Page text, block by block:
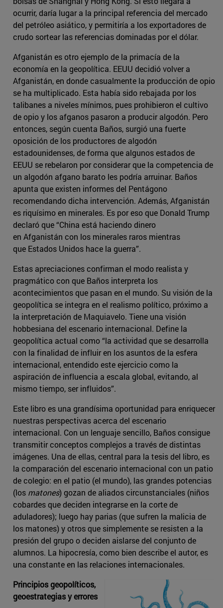
ocurrir, daría lugar a la principal referencia del mercado
del petróleo asiático, y permitiría a los exportadores de
crudo sortear las referencias dominadas por el dólar.
Afganistán es otro ejemplo de la primacía de la
economía en la geopolítica. EEUU decidió volver a
Afganistán, en donde casualmente la producción de opio
se ha multiplicado. Esta había sido rebajada por los
talibanes a niveles mínimos, pues prohibieron el cultivo
de opio y los afganos pasaron a producir algodón. Pero
entonces, según cuenta Baños, surgió una fuerte
oposición de los productores de algodón
estadounidenses, de forma que algunos estados de
EEUU se rebelaron por considerar que la competencia de
un algodón afgano barato les podría arruinar. Baños
apunta que existen informes del Pentágono
recomendando dicha intervención. Además, Afganistán
es riquísimo en minerales. Es por eso que Donald Trump
declaró que “China está haciendo dinero
en Afganistán con los minerales raros mientras
que Estados Unidos hace la guerra”.
Estas apreciaciones confirman el modo realista y
pragmático con que Baños interpreta los
acontecimientos que pasan en el mundo. Su visión de la
geopolítica se integra en el realismo político, próximo a
la interpretación de Maquiavelo. Tiene una visión
hobbesiana del escenario internacional. Define la
geopolítica actual como “la actividad que se desarrolla
con la finalidad de influir en los asuntos de la esfera
internacional, entendido este ejercicio como la
aspiración de influencia a escala global, evitando, al
mismo tiempo, ser influidos”.
Este libro es una grandísima oportunidad para enriquecer
nuestras perspectivas acerca del escenario
internacional. Con un lenguaje sencillo, Baños consigue
transmitir conceptos complejos a través de distintas
imágenes. Una de ellas, central para la tesis del libro, es
la comparación del escenario internacional con un patio
de colegio: en el patio (el mundo), las grandes potencias
(los matones) gozan de aliados circunstanciales (niños
cobardes que deciden integrarse en la corte de
aduladores); luego hay parias (que sufren la malicia de
los matones) y otros que simplemente se resisten a la
presión del grupo o deciden aislarse del conjunto de
alumnos. La hipocresía, como bien describe el autor, es
una constante en las relaciones internacionales.
Principios geopolíticos,
geoestrategias y errores